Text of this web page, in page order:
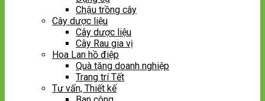
Chậu trồng cây
Cây dược liệu
Cây dược liệu
Cây Rau gia vị
Hoa Lan hồ điệp
Quà tặng doanh nghiệp
Trang trí Tết
Tư vấn, Thiết kế